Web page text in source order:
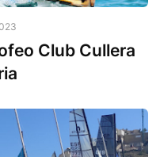
Club Cullera